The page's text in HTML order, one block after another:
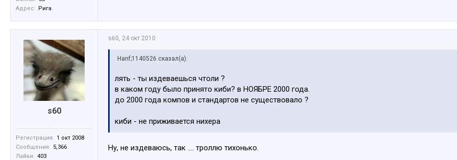
Адрес: Рига
s60
.
Регистрация: 1 окт 2008
Сообщения: 5,366
Лайки: 403
s60, 24 окт 2010
Hanf;1140526 сказал(а):
лять - ты издеваешься чтоли ?
в каком году было принято киби? в НОЯБРЕ 2000 года.
до 2000 года компов и стандартов не существовало ?
киби - не приживается нихера
Ну, не издеваюсь, так .... троллю тихонько.